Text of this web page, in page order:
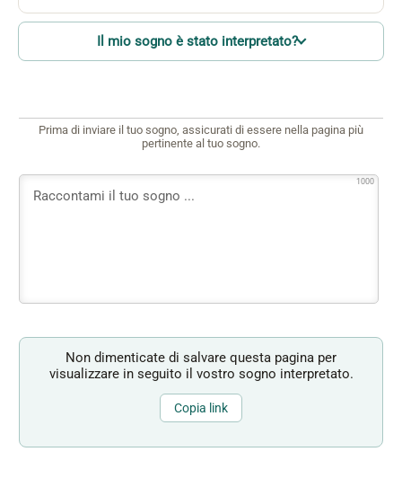
Il mio sogno è stato interpretato?
Prima di inviare il tuo sogno, assicurati di essere nella pagina più
pertinente al tuo sogno.
1000
Non dimenticate di salvare questa pagina per
visualizzare in seguito il vostro sogno interpretato.
Copia link